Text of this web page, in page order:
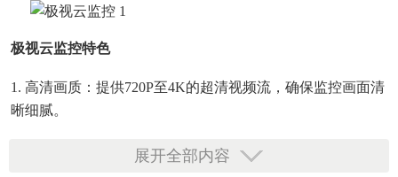
极视云监控特色
1. 高清画质：提供720P至4K的超清视频流，确保监控画面清
晰细腻。
2. 智能报警：通过人脸识别、行为分析等技术，自动识别异
展开全部内容